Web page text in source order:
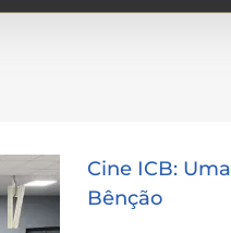
Cine ICB:
Bênção